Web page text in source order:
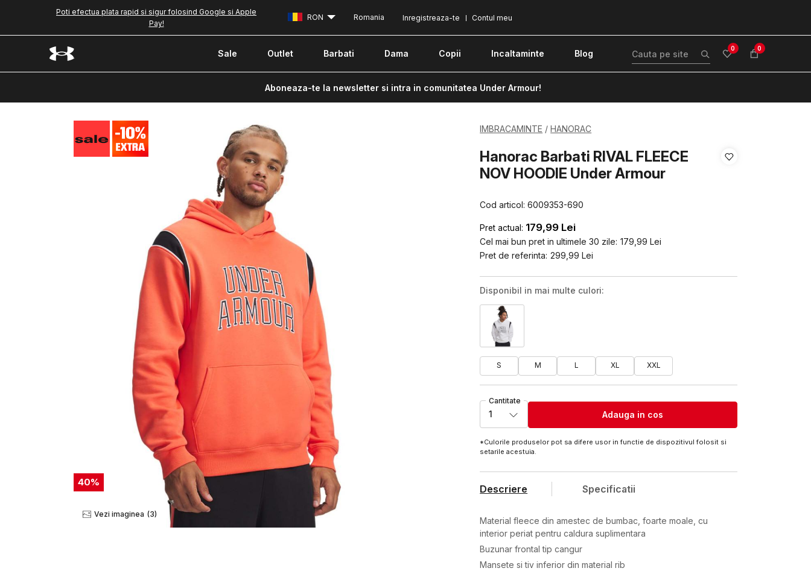
Poti efectua plata rapid si sigur folosind Google si Apple
Pay!
Contul meu
Inregistreaza-te
RON Romania
Sale Outlet Barbati Dama Copii Incaltaminte Blog 0 0
Aboneaza-te la newsletter si intra in comunitatea Under Armour!
40%
Vezi imaginea (3)
IMBRACAMINTE HANORAC
Hanorac Barbati RIVAL FLEECE
NOV HOODIE Under Armour
Cod articol:6009353-690
Pret actual: 179,99 Lei
Cel mai bun pret in ultimele 30 zile: 179,99 Lei
Pret de referinta: 299,99 Lei
Disponibil in mai multe culori:
S M L XL XXL
Cantitate
1 Adauga in cos
*Culorile produselor pot sa difere usor in functie de dispozitivul folosit si
setarile acestuia.
Descriere Specificatii
Material fleece din amestec de bumbac, foarte moale, cu
interior periat pentru caldura suplimentara
Buzunar frontal tip cangur
Mansete si tiv inferior din material rib